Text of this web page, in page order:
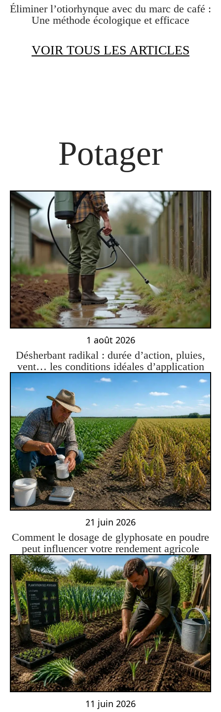
Éliminer l’otiorhynque avec du marc de café :
Une méthode écologique et efficace
VOIR TOUS LES ARTICLES
Potager
1 août 2026
Désherbant radikal : durée d’action, pluies,
vent… les conditions idéales d’application
21 juin 2026
Comment le dosage de glyphosate en poudre
peut influencer votre rendement agricole
11 juin 2026